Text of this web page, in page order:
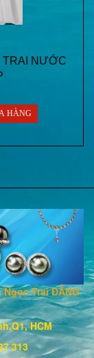
TRAI NƯỚC
HÀNG
Trai ĐẲNG
HCM
313